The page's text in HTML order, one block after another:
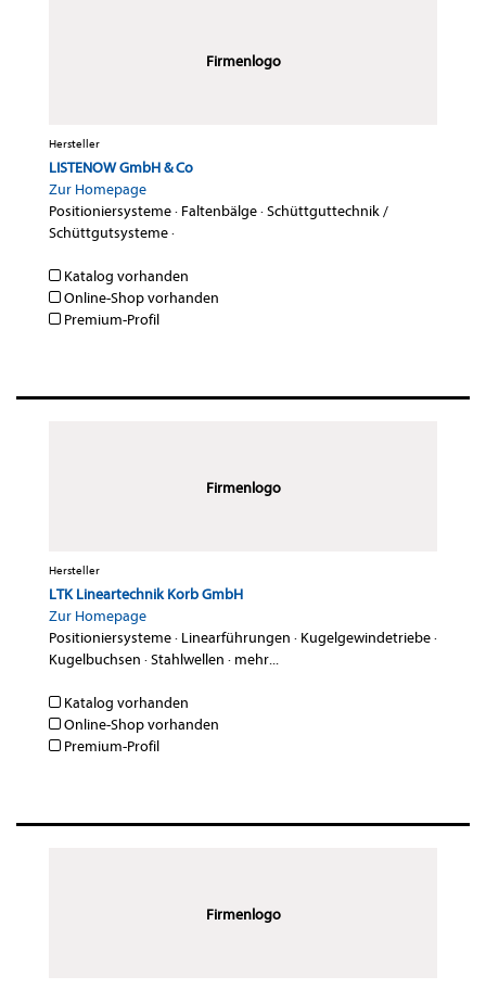
Firmenlogo
Hersteller
LISTENOW GmbH & Co
Zur Homepage
Positioniersysteme· Faltenbälge·Schüttguttechnik /
Schüttgutsysteme·
Katalog vorhanden
Online-Shop vorhanden
Premium-Profil
Firmenlogo
Hersteller
LTK Lineartechnik Korb GmbH
Zur Homepage
Positioniersysteme· Linearführungen · Kugelgewindetriebe·
Kugelbuchsen ·Stahlwellen · mehr...
Katalog vorhanden
Online-Shop vorhanden
Premium-Profil
Firmenlogo